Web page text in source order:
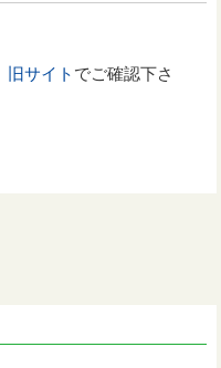
旧サイト でご確認下さ